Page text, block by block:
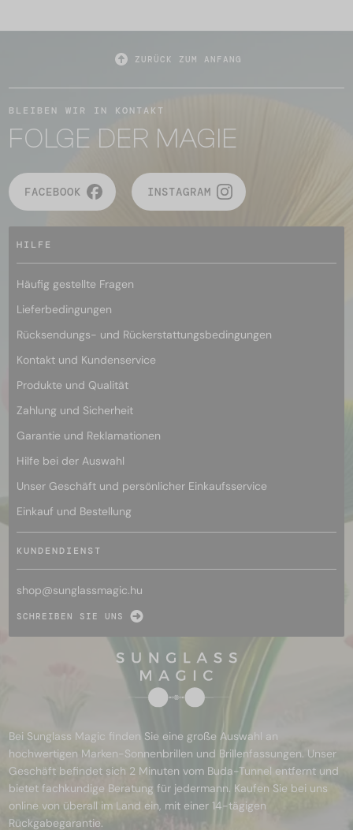
ZURÜCK ZUM ANFANG
BLEIBEN WIR IN KONTAKT
FOLGE DER MAGIE
FACEBOOK INSTAGRAM
HILFE
Häufig gestellte Fragen
Lieferbedingungen
Rücksendungs- und Rückerstattungsbedingungen
Kontakt und Kundenservice
Produkte und Qualität
Zahlung und Sicherheit
Garantie und Reklamationen
Hilfe bei der Auswahl
Unser Geschäft und persönlicher Einkaufsservice
Einkauf und Bestellung
KUNDENDIENST
shop@sunglassmagic.hu
SCHREIBEN SIE UNS
Bei Sunglass Magic finden Sie eine große Auswahl an
hochwertigen Marken-Sonnenbrillen und Brillenfassungen. Unser
Geschäft befindet sich 2 Minuten vom Buda-Tunnel entfernt und
bietet fachkundige Beratung für jedermann. Kaufen Sie bei uns
online von überall im Land ein, mit einer 14-tägigen
Rückgabegarantie.